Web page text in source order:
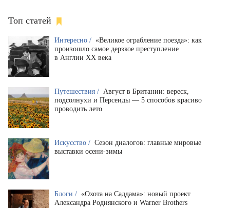
Топ статей
Интересно / «Великое ограбление поезда»: как
произошло самое дерзкое преступление
в Англии XX века
Путешествия / Август в Британии: вереск,
подсолнухи и Персеиды — 5 способов красиво
проводить лето
Искусство / Сезон диалогов: главные мировые
выставки осени-зимы
Блоги / «Охота на Саддама»: новый проект
Александра Роднянского и Warner Brothers